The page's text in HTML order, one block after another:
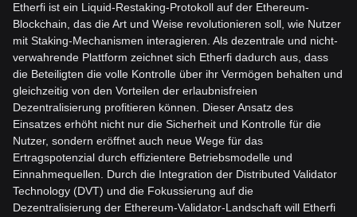
Etherfi ist ein Liquid-Restaking-Protokoll auf der Ethereum-
Blockchain, das die Art und Weise revolutionieren soll, wie Nutzer
mit Staking-Mechanismen interagieren. Als dezentrale und nicht-
verwahrende Plattform zeichnet sich Etherfi dadurch aus, dass
die Beteiligten die volle Kontrolle über ihr Vermögen behalten und
gleichzeitig von den Vorteilen der erlaubnisfreien
Dezentralisierung profitieren können. Dieser Ansatz des
Einsatzes erhöht nicht nur die Sicherheit und Kontrolle für die
Nutzer, sondern eröffnet auch neue Wege für das
Ertragspotenzial durch effizientere Betriebsmodelle und
Einnahmequellen. Durch die Integration der Distributed Validator
Technology (DVT) und die Fokussierung auf die
Dezentralisierung der Ethereum-Validator-Landschaft will Etherfi